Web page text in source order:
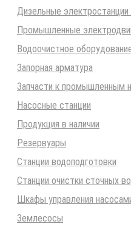
Дизельные
Промышленные
Водоочистное
Запорная арматура
Запчасти к промышленным
Насосные станции
Продукция в наличии
Резервуары
Станции водоподготовки
Станции очистки сточных
Шкафы управления
Землесосы